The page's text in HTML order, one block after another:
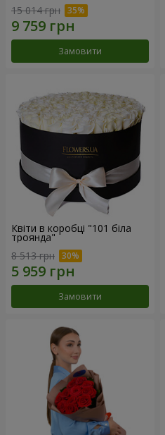
15 014 грн
Замовити
Квіти в коробці "101 біла
троянда"
8 513 грн
Замовити